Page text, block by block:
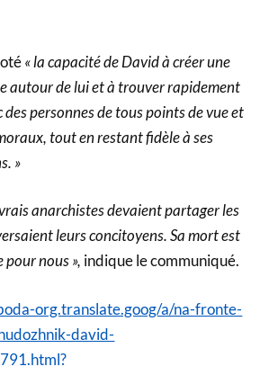
« la capacité de David à créer une
autour de lui et à trouver rapidement
personnes de tous points de vue et
tout en restant fidèle à ses
»
anarchistes devaient partager les
leurs concitoyens. Sa mort est
pour nous », indique le communiqué.
org.translate.goog/a/na-fronte-
david-